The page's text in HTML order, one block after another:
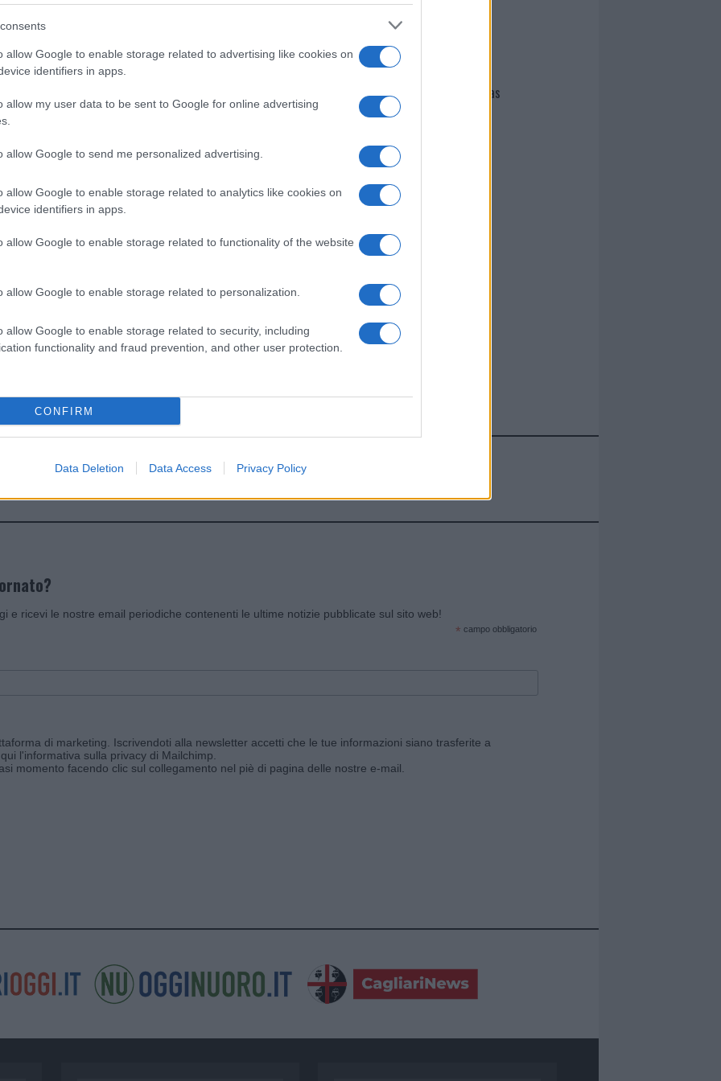
allow Google to enable storage related to advertising like cookies on
identifiers in apps.
allow my user data to be sent to Google for online advertising
allow Google to send me personalized advertising.
allow Google to enable storage related to analytics like cookies on
identifiers in apps.
allow Google to enable storage related to functionality of the website
allow Google to enable storage related to personalization.
allow Google to enable storage related to security, including
functionality and fraud prevention, and other user protection.
CONFIRM
Data Deletion Data Access Privacy Policy
i tuoi video e le tue foto
+39 345 356 7512
di GalluraOggi.it
news da
I nostri cari
Giovannimaria Cabras
Invia un Comunicato Stampa Pubblicità Segnala
e ricevi le nostre email periodiche contenenti le ultime notizie pubblicate sul sito web!
* campo obbligatorio
di marketing. Iscrivendoti alla newsletter accetti che le tue informazioni siano trasferite a
l'informativa sulla privacy di Mailchimp
momento facendo clic sul collegamento nel piè di pagina delle nostre e-mail.